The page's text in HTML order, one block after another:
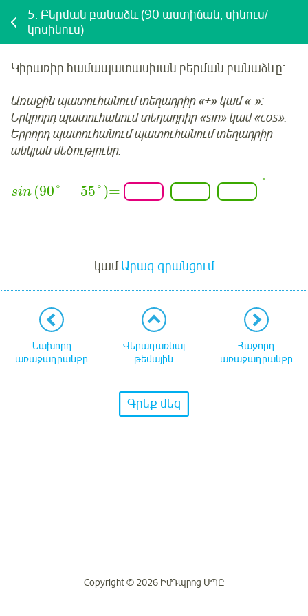
5. Բերման բանաձև (90 աստիճան, սինուս/
կոսինուս)
Կիրառիր համապատասխան բերման բանաձևը:
Առաջին պատուհանում տեղադրիր «+» կամ «-»:
Երկրորդ պատուհանում տեղադրիր «sin» կամ «cos»:
Երրորդ պատուհանում պատուհանում տեղադրիր
անկյան մեծությունը:
sin (90° − 55°)= °
կամԱրագ գրանցում
Նախորդ
առաջադրանքը
Վերադառնալ
թեմային
Հաջորդ
առաջադրանքը
Գրեք մեզ
Copyright © 2026 ԻմԴպրոց ՍՊԸ